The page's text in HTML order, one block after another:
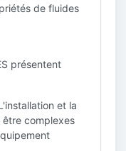
de fluides
présentent
et la
être complexes